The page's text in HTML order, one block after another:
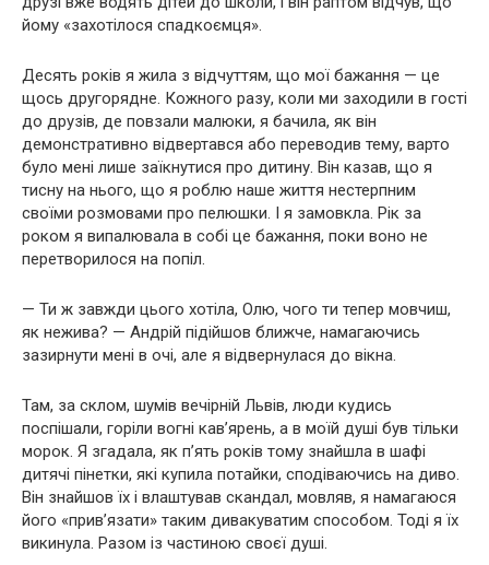
йому «захотілося спадкоємця».
Десять років я жила з відчуттям, що мої бажання — це
щось другорядне. Кожного разу, коли ми заходили в гості
до друзів, де повзали малюки, я бачила, як він
демонстративно відвертався або переводив тему, варто
було мені лише заїкнутися про дитину. Він казав, що я
тисну на нього, що я роблю наше життя нестерпним
своїми розмовами про пелюшки. І я замовкла. Рік за
роком я випалювала в собі це бажання, поки воно не
перетворилося на попіл.
— Ти ж завжди цього хотіла, Олю, чого ти тепер мовчиш,
як нежива? — Андрій підійшов ближче, намагаючись
зазирнути мені в очі, але я відвернулася до вікна.
Там, за склом, шумів вечірній Львів, люди кудись
поспішали, горіли вогні кав’ярень, а в моїй душі був тільки
морок. Я згадала, як п’ять років тому знайшла в шафі
дитячі пінетки, які купила потайки, сподіваючись на диво.
Він знайшов їх і влаштував скандал, мовляв, я намагаюся
його «прив’язати» таким дивакуватим способом. Тоді я їх
викинула. Разом із частиною своєї душі.